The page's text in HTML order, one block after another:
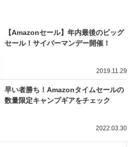
【Amazonセール】年内最後のビッグ
セール！サイバーマンデー開催！
2019.11.29
早い者勝ち！Amazonタイムセールの
数量限定キャンプギアをチェック
2022.03.30